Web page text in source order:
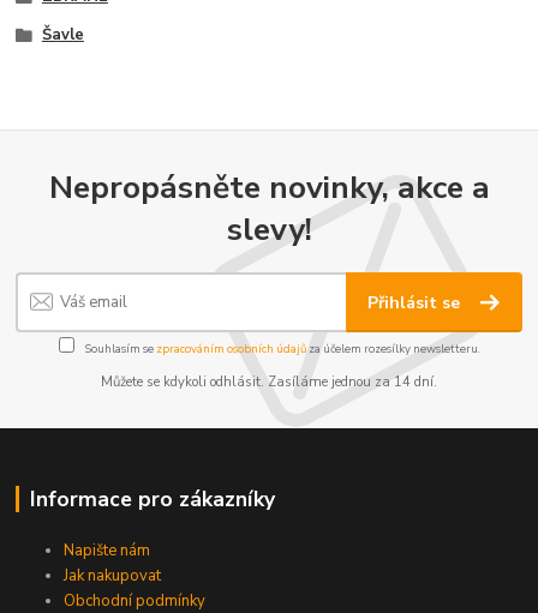
Šavle
Nepropásněte novinky, akce a
slevy!
Přihlásit se
Souhlasím se zpracováním osobních údajůza účelem rozesílky newsletteru.
Můžete se kdykoli odhlásit. Zasíláme jednou za 14 dní.
Informace pro zákazníky
Napište nám
Jak nakupovat
Obchodní podmínky